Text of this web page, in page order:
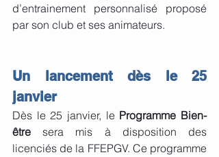
d’entrainement personnalisé proposé
par son club et ses animateurs.
Un lancement dès le 25
janvier
Dès le 25 janvier, le Programme Bien-
être sera mis à disposition des
licenciés de la FFEPGV. Ce programme